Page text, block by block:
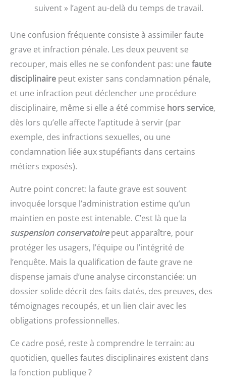
suivent » l’agent au-delà du temps de travail.
Une confusion fréquente consiste à assimiler faute
grave et infraction pénale. Les deux peuvent se
recouper, mais elles ne se confondent pas: une faute
disciplinaire peut exister sans condamnation pénale,
et une infraction peut déclencher une procédure
disciplinaire, même si elle a été commise hors service,
dès lors qu’elle affecte l’aptitude à servir (par
exemple, des infractions sexuelles, ou une
condamnation liée aux stupéfiants dans certains
métiers exposés).
Autre point concret: la faute grave est souvent
invoquée lorsque l’administration estime qu’un
maintien en poste est intenable. C’est là que la
suspension conservatoirepeut apparaître, pour
protéger les usagers, l’équipe ou l’intégrité de
l’enquête. Mais la qualification de faute grave ne
dispense jamais d’une analyse circonstanciée: un
dossier solide décrit des faits datés, des preuves, des
témoignages recoupés, et un lien clair avec les
obligations professionnelles.
Ce cadre posé, reste à comprendre le terrain: au
quotidien, quelles fautes disciplinaires existent dans
la fonction publique ?